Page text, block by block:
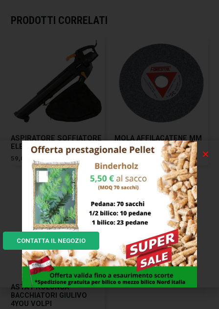
PRODOTTI CORRELATI
ASPIRATORE SOFFIATORE
ELETTRICO TX2400 THORX
59,00
MOLA AFFILACATENE MM
145×3,0 F.22,2
ASTA PROLUNGA
BACCHIATORI GIULIVO
4YOU VOLPI
CONTATTA IL NEGOZIO